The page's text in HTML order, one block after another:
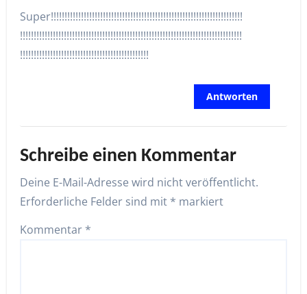
Super!!!!!!!!!!!!!!!!!!!!!!!!!!!!!!!!!!!!!!!!!!!!!!!!!!!!!!!!!!!!!!!!!!!!!!
!!!!!!!!!!!!!!!!!!!!!!!!!!!!!!!!!!!!!!!!!!!!!!!!!!!!!!!!!!!!!!!!!!!!!!!!!!!!!!!!!
!!!!!!!!!!!!!!!!!!!!!!!!!!!!!!!!!!!!!!!!!!!!!!!
Antworten
Schreibe einen Kommentar
Deine E-Mail-Adresse wird nicht veröffentlicht.
Erforderliche Felder sind mit * markiert
Kommentar *